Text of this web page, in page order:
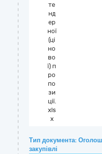
те
нд
ер
ної
(ці
но
во
ї) п
ро
по
зи
ції.
xls
x
Тип документа:
закупівлі